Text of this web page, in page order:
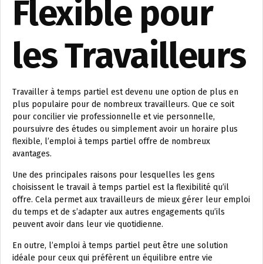
Flexible pour
les Travailleurs
Travailler à temps partiel est devenu une option de plus en
plus populaire pour de nombreux travailleurs. Que ce soit
pour concilier vie professionnelle et vie personnelle,
poursuivre des études ou simplement avoir un horaire plus
flexible, l’emploi à temps partiel offre de nombreux
avantages.
Une des principales raisons pour lesquelles les gens
choisissent le travail à temps partiel est la flexibilité qu’il
offre. Cela permet aux travailleurs de mieux gérer leur emploi
du temps et de s’adapter aux autres engagements qu’ils
peuvent avoir dans leur vie quotidienne.
En outre, l’emploi à temps partiel peut être une solution
idéale pour ceux qui préfèrent un équilibre entre vie